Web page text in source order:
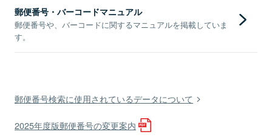
郵便番号・バーコードマニュアル
郵便番号や、バーコードに関するマニュアルを掲載していま
す。
郵便番号検索に使用されているデータについて
2025年度版郵便番号の変更案内